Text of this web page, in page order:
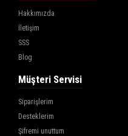
Hakkımızda
İletişim
SSS
Blog
Müşteri Servisi
Siparişlerim
Desteklerim
Şifremi unuttum